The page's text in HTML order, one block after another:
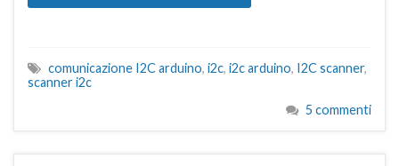
comunicazione I2C arduino, i2c, i2c arduino, I2C scanner,
scanner i2c
5 commenti